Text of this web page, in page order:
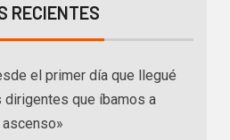
RECIENTES
el primer día que llegué
dirigentes que íbamos a